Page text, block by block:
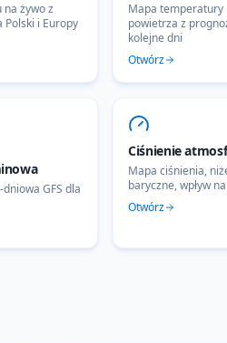
na żywo z
Polski i Europy
Mapa temperatury
powietrza z
kolejne dni
Otwórz
GFS dla
Ciśnienie
Mapa ciśnienia,
baryczne, wpływ
Otwórz